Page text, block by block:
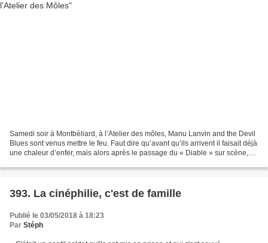
Samedi soir à Montbéliard, à l’Atelier des môles, Manu Lanvin and the Devil
Blues sont venus mettre le feu. Faut dire qu’avant qu’ils arrivent il faisait déjà
une chaleur d’enfer, mais alors après le passage du « Diable » sur scène,
393. La cinéphilie, c'est de famille
Publié le 03/05/2018 à 18:23
Par Stéph